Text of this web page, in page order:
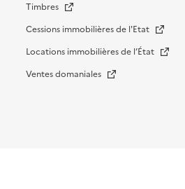
Timbres
Cessions immobilières de l'Etat
Locations immobilières de l’État
Ventes domaniales